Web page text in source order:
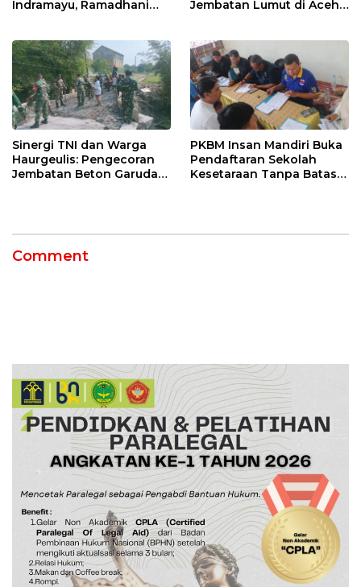
Indramayu, Ramadhani
Muscablub
Jembatan Lumut di Aceh
Sinergi TNI dan Warga
Haurgeulis: Pengecoran
Jembatan Beton Garuda
PKBM Insan Mandiri Buka
Pendaftaran Sekolah
Kesetaraan Tanpa Batas
Comment